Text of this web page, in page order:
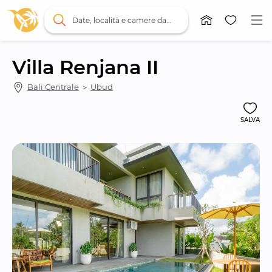
Villa Renjana II
Bali Centrale ＞ Ubud
SALVA